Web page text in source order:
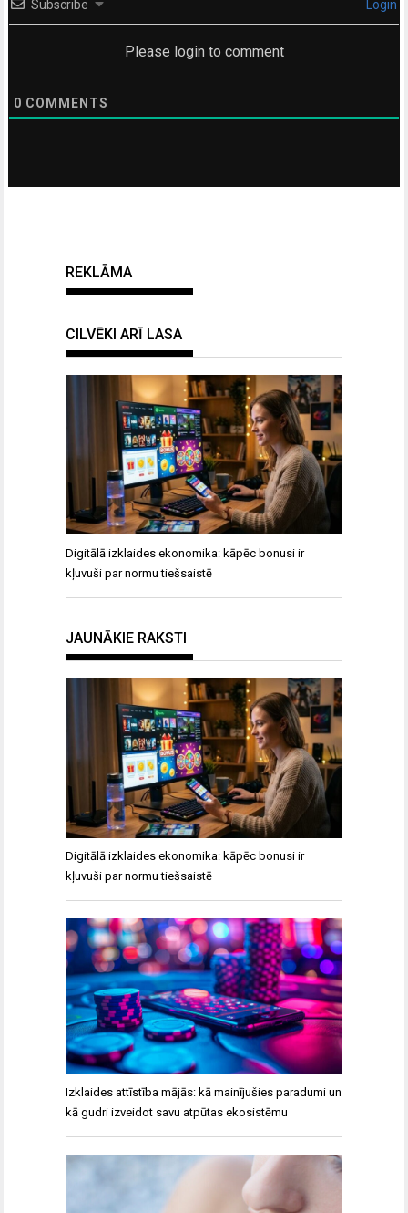
Subscribe Login
Please login to comment
0 COMMENTS
REKLĀMA
CILVĒKI ARĪ LASA
Digitālā izklaides ekonomika: kāpēc bonusi ir
kļuvuši par normu tiešsaistē
JAUNĀKIE RAKSTI
Digitālā izklaides ekonomika: kāpēc bonusi ir
kļuvuši par normu tiešsaistē
Izklaides attīstība mājās: kā mainījušies paradumi un
kā gudri izveidot savu atpūtas ekosistēmu